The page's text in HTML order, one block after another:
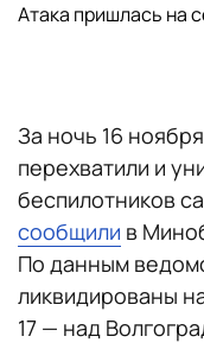
Атака пришлась на
За ночь 16
перехватили и
беспилотников
сообщили в
По данным
ликвидированы
17 — над